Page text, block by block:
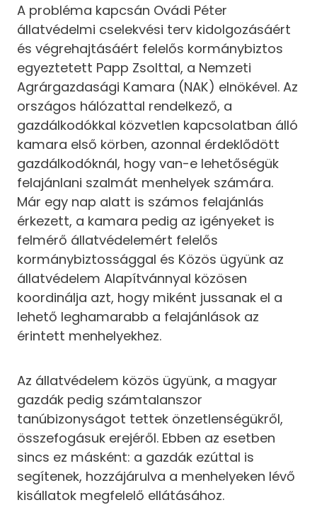
A probléma kapcsán Ovádi Péter
állatvédelmi cselekvési terv kidolgozásáért
és végrehajtásáért felelős kormánybiztos
egyeztetett Papp Zsolttal, a Nemzeti
Agrárgazdasági Kamara (NAK) elnökével. Az
országos hálózattal rendelkező, a
gazdálkodókkal közvetlen kapcsolatban álló
kamara első körben, azonnal érdeklődött
gazdálkodóknál, hogy van-e lehetőségük
felajánlani szalmát menhelyek számára.
Már egy nap alatt is számos felajánlás
érkezett, a kamara pedig az igényeket is
felmérő állatvédelemért felelős
kormánybiztossággal és Közös ügyünk az
állatvédelem Alapítvánnyal közösen
koordinálja azt, hogy miként jussanak el a
lehető leghamarabb a felajánlások az
érintett menhelyekhez.
Az állatvédelem közös ügyünk, a magyar
gazdák pedig számtalanszor
tanúbizonyságot tettek önzetlenségükről,
összefogásuk erejéről. Ebben az esetben
sincs ez másként: a gazdák ezúttal is
segítenek, hozzájárulva a menhelyeken lévő
kisállatok megfelelő ellátásához.